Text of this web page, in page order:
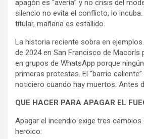
apagón es “avería” y no crisis del
silencio no evita el conflicto, lo
titular, mañana es estallido.
La historia reciente sobra en
de 2024 en San Francisco de Macorís
en grupos de WhatsApp porque
primeras protestas. El “barrio
noticiero cuando hay muertos. Antes
QUE HACER PARA APAGAR EL
Apagar el incendio exige tres
heroico: